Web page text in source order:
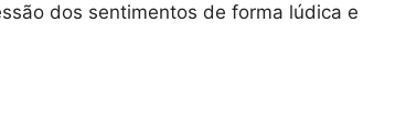
dos sentimentos de forma lúdica e